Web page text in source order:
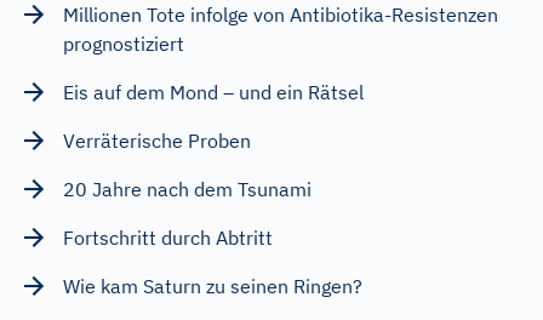
Millionen Tote infolge von Antibiotika-Resistenzen
prognostiziert
Eis auf dem Mond – und ein Rätsel
Verräterische Proben
20 Jahre nach dem Tsunami
Fortschritt durch Abtritt
Wie kam Saturn zu seinen Ringen?